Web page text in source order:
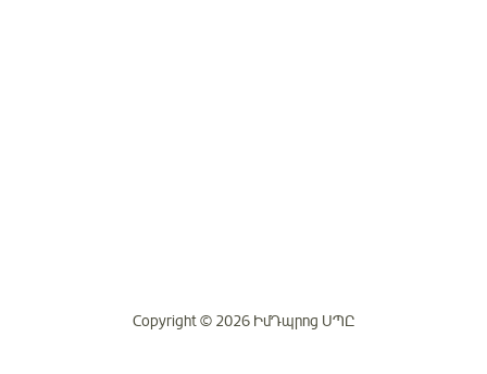
Copyright © 2026 ԻմԴպրոց ՍՊԸ